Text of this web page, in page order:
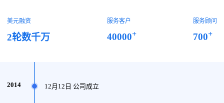
美元融资
2轮数千万
服务客户
40000+
服务顾问
700+
2014 12月12日 公司成立